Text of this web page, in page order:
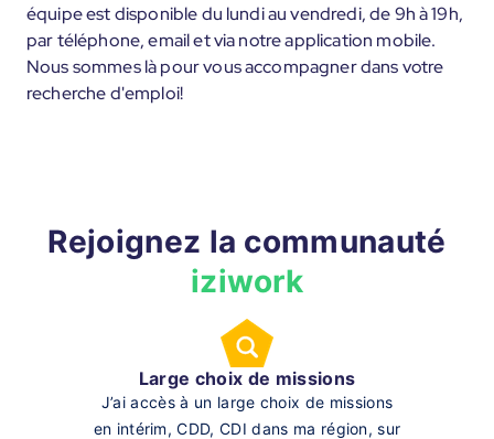
équipe est disponible du lundi au vendredi, de 9h à 19h,
par téléphone, email et via notre application mobile.
Nous sommes là pour vous accompagner dans votre
recherche d'emploi!
Rejoignez la communauté
iziwork
Large choix de missions
J’ai accès à un large choix de missions
en intérim, CDD, CDI dans ma région, sur